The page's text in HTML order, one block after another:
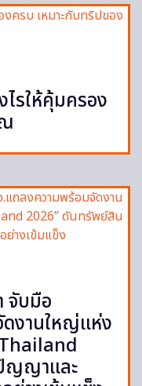
ไรให้คุ้มครอง
บมือ
งานใหญ่แห่ง
ญญาและ